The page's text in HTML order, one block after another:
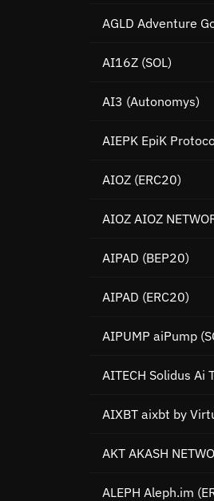
AGLD Adventure
AI16Z (SOL)
AI3 (Autonomys)
AIEPK EpiK
AIOZ (ERC20)
AIOZ AIOZ
AIPAD (BEP20)
AIPAD (ERC20)
AIPUMP aiPump
AITECH Solidus Ai
AIXBT aixbt by
AKT AKASH
ALEPH Aleph.im